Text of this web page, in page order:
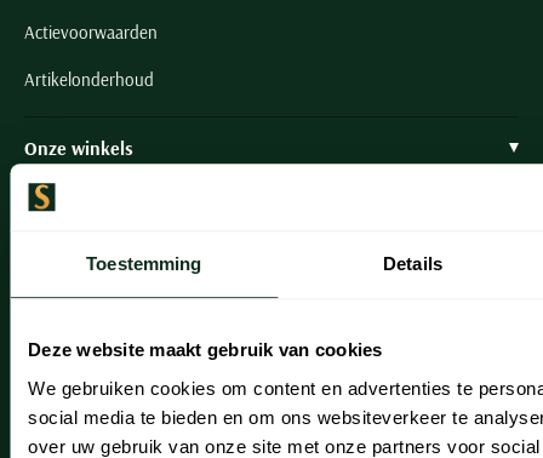
Toestemming Details
Deze website maakt gebruik van cookies
We gebruiken cookies om content en advertenties te
social media te bieden en om ons websiteverkeer te
over uw gebruik van onze site met onze partners voor
Actievoorwaarden
Artikelonderhoud
Onze winkels
Onze winkels
Hillegom
Leiderdorp
Lisse